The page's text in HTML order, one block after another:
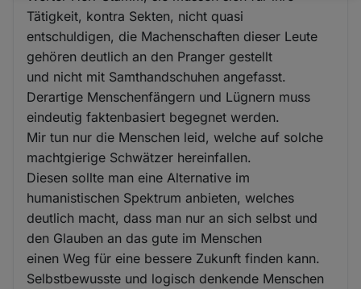
Tätigkeit, kontra Sekten, nicht quasi
entschuldigen, die Machenschaften dieser Leute
gehören deutlich an den Pranger gestellt
und nicht mit Samthandschuhen angefasst.
Derartige Menschenfängern und Lügnern muss
eindeutig faktenbasiert begegnet werden.
Mir tun nur die Menschen leid, welche auf solche
machtgierige Schwätzer hereinfallen.
Diesen sollte man eine Alternative im
humanistischen Spektrum anbieten, welches
deutlich macht, dass man nur an sich selbst und
den Glauben an das gute im Menschen
einen Weg für eine bessere Zukunft finden kann.
Selbstbewusste und logisch denkende Menschen
und
Cookies